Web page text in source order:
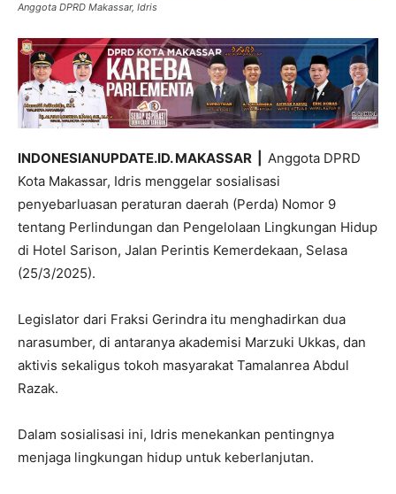
Anggota DPRD Makassar, Idris
INDONESIANUPDATE.ID. MAKASSAR | Anggota DPRD
Kota Makassar, Idris menggelar sosialisasi
penyebarluasan peraturan daerah (Perda) Nomor 9
tentang Perlindungan dan Pengelolaan Lingkungan Hidup
di Hotel Sarison, Jalan Perintis Kemerdekaan, Selasa
(25/3/2025).
Legislator dari Fraksi Gerindra itu menghadirkan dua
narasumber, di antaranya akademisi Marzuki Ukkas, dan
aktivis sekaligus tokoh masyarakat Tamalanrea Abdul
Razak.
Dalam sosialisasi ini, Idris menekankan pentingnya
menjaga lingkungan hidup untuk keberlanjutan.